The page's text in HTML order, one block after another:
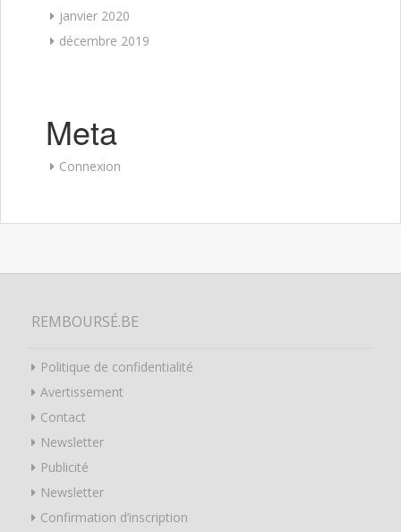
janvier 2020
décembre 2019
Meta
Connexion
REMBOURSÉ.BE
Politique de confidentialité
Avertissement
Contact
Newsletter
Publicité
Newsletter
Confirmation d’inscription